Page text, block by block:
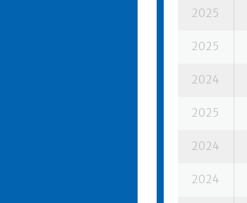
2025
2025
2024
2025
2024
2024